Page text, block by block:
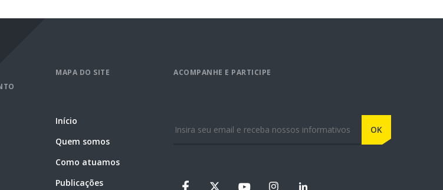
MAPA DO SITE
Início
Quem somos
Como atuamos
Publicações
ACOMPANHE E PARTICIPE
OK
Facebook Youtube
Instagram